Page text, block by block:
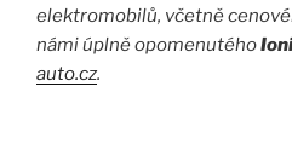
elektromobilů, včetně
námi úplně opomenutého
auto.cz.